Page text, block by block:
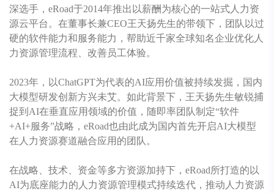
深选手， eRoad于2014年推出以薪酬为核心的一站式人力资
源云平台。在董事长兼CEO王天扬先生的带领下，团队以过
硬的软件能力和服务能力，帮助近千家全球知名企业优化人
力资源管理流程、改善员工体验。
2023年，以ChatGPT为代表的AI应用价值被持续发掘，国内
大模型研发创新方兴未艾。如此背景下，王天扬先生敏锐捕
捉到AI在垂直应用领域的价值，随即率团队制定“软件
+AI+服务”战略， eRoad也由此成为国内首先开启AI大模型
在人力资源赛道融合应用的团队。
在战略、技术、资金等多方资源加持下， eRoad所打造的以
AI为底座能力的人力资源管理模式持续迭代，推动人力资源